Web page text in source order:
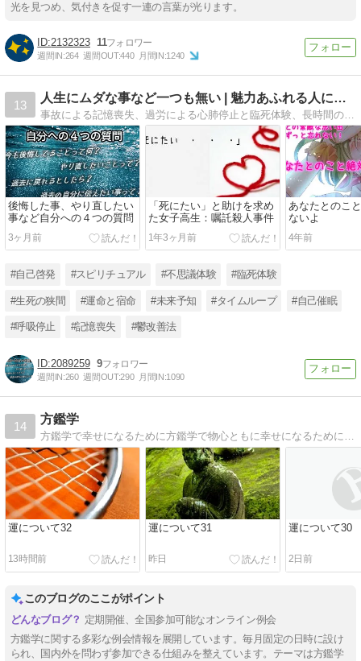
光を見つめ、気付きを促す一連の言葉が光ります。
2132323 11
週間IN:264 週間OUT:440 月間IN:1240
13
人生にムダな事など一つも無い | 魅力あふれる人になる為に
事故による記憶喪失、過労による心肺停止と臨死体験、長時間の呼吸停止で記憶障害と不思議体験。人の心をもっと知りたいという欲求が強く相手の心に深く入りすぎる失敗の数々。そうした経験から伝えられることもあり読んだ人に何かを掴む切っ掛けになれば…
後悔した事、やり直したい
事など自分への４つの質問
3ヶ月前
「死にたい」と助けを求め
た女子高生：嘱託殺人事件
1年3ヶ月前
あなたとのこ
ないよ
4年前
#自己啓発 #スピリチュアル #不思議体験 #臨死体験
#生死の狭間 #運命と宿命 #未来予知 #タイムループ #自己催眠
#呼吸停止 #記憶喪失 #鬱改善法
2089259 9
週間IN:260 週間OUT:290 月間IN:1090
14
方鑑学
方鑑学で幸せになるために方鑑学で物心ともに幸せになるために、方鑑学について解説しています
運について32
13時間前
運について31
昨日
運について30
2日前
このブログのここがポイント
定期開催、全国参加可能なオンライン例会
方鑑学に関する多彩な例会情報を展開しています。毎月固定の日時に設け
られ、国内外を問わず参加できる仕組みを整えています。テーマは方鑑学